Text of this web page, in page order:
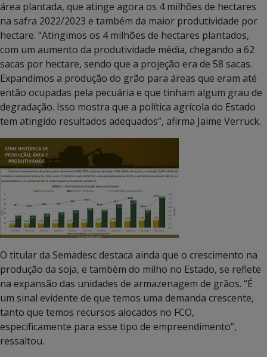
área plantada, que atinge agora os 4 milhões de hectares
na safra 2022/2023 e também da maior produtividade por
hectare. “Atingimos os 4 milhões de hectares plantados,
com um aumento da produtividade média, chegando a 62
sacas por hectare, sendo que a projeção era de 58 sacas.
Expandimos a produção do grão para áreas que eram até
então ocupadas pela pecuária e que tinham algum grau de
degradação. Isso mostra que a política agrícola do Estado
tem atingido resultados adequados”, afirma Jaime Verruck.
O titular da Semadesc destaca ainda que o crescimento na
produção da soja, e também do milho no Estado, se reflete
na expansão das unidades de armazenagem de grãos. “É
um sinal evidente de que temos uma demanda crescente,
tanto que temos recursos alocados no FCO,
especificamente para esse tipo de empreendimento”,
ressaltou.